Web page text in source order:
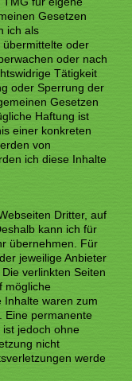
Gesetzen
ich als
übermittelte oder
oder nach
Tätigkeit
oder Sperrung der
Gesetzen
Haftung ist
einer konkreten
von
ich diese Inhalte
Dritter, auf
kann ich für
übernehmen. Für
jeweilige Anbieter
verlinkten Seiten
mögliche
Inhalte waren zum
Eine permanente
jedoch ohne
nicht
werde